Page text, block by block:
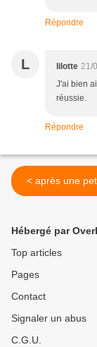
Répondre
L lilotte 21/
J'ai bien
réussie.
Répondre
< après une
Hébergé par
Top articles
Pages
Contact
Signaler un abus
C.G.U.